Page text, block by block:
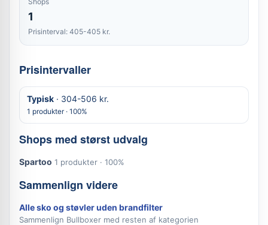
1
Prisinterval: 405-405 kr.
Prisintervaller
Typisk · 304-506 kr.
1 produkter · 100%
Shops med størst udvalg
Spartoo 1 produkter · 100%
Sammenlign videre
Alle sko og støvler uden brandfilter
Sammenlign Bullboxer med resten af kategorien